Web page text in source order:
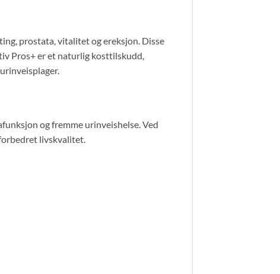
prostata, vitalitet og ereksjon. Disse
Pros+ er et naturlig kosttilskudd,
og fremme urinveishelse. Ved
livskvalitet.